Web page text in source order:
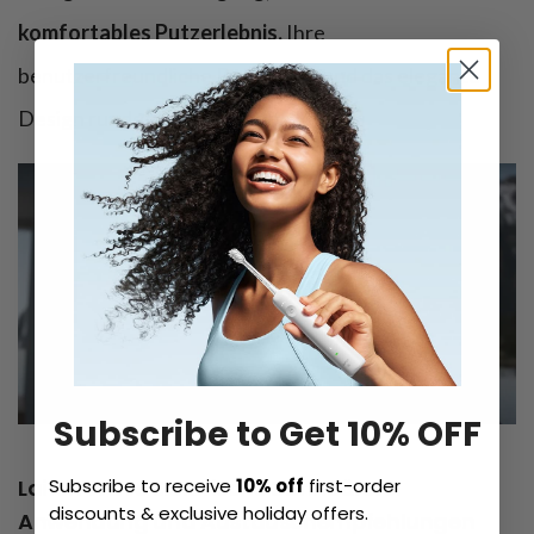
komfortables Putzerlebnis. Ihre
benutzerfreundliche Bedienung und das elegante
Design runden das Gesamtpaket ab.
Laifen Wave Elektrische Zahnbürste:
Anwendung und Austauschempfehlungen
Subscribe to Get 10% OFF
Subscribe to receive 10% off first-order
discounts & exclusive holiday offers.